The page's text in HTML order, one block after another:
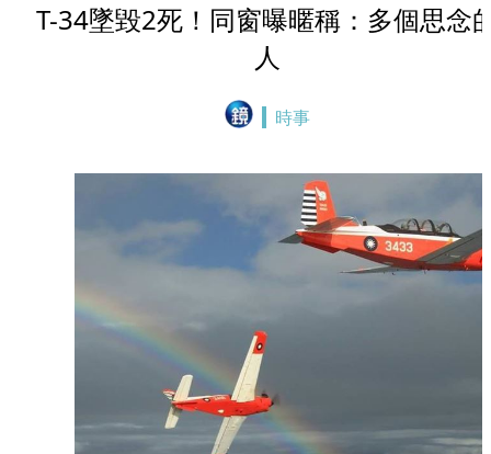
T-34墜毀2死！同窗曝暱稱：多個思念
人
時事